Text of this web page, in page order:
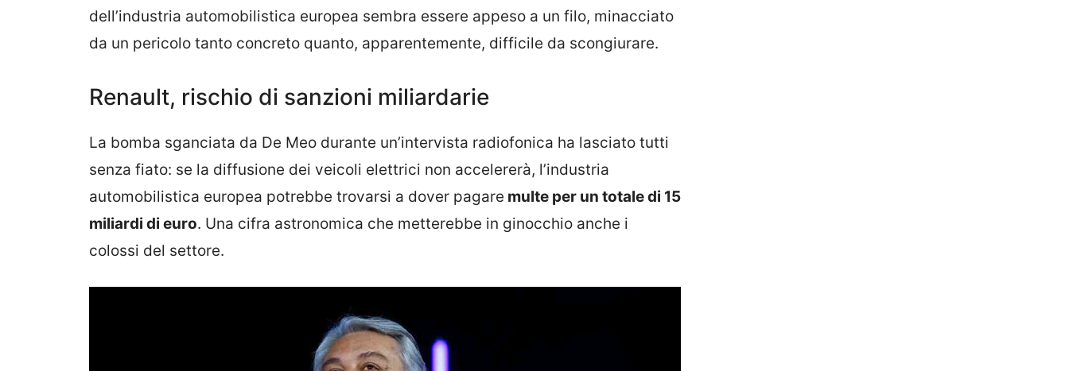
dell’industria automobilistica europea sembra essere appeso a un filo, minacciato
da un pericolo tanto concreto quanto, apparentemente, difficile da scongiurare.
Renault, rischio di sanzioni miliardarie
La bomba sganciata da De Meo durante un’intervista radiofonica ha lasciato tutti
senza fiato: se la diffusione dei veicoli elettrici non accelererà, l’industria
automobilistica europea potrebbe trovarsi a dover pagare multe per un totale di 15
miliardi di euro. Una cifra astronomica che metterebbe in ginocchio anche i
colossi del settore.